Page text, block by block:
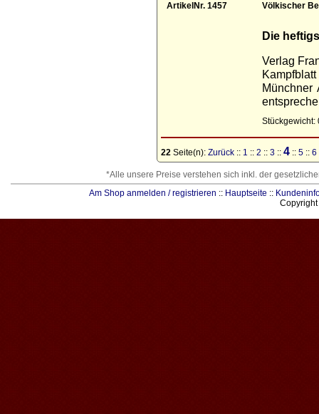
ArtikelNr. 1457 Völkischer
Die
Verlag
Stückgewicht:
22 Seite(n): Zurück :: 1 :: 2 :: 3 :: 4 :: 5 :: 6
*Alle unsere Preise verstehen sich inkl. der
Am Shop anmelden / registrieren :: Hauptseite ::